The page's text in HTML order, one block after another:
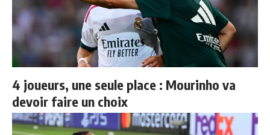
4 joueurs, une seule place : Mourinho va
devoir faire un choix